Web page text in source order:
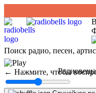
Поиск радио, песен,
← Нажмите, чтобы